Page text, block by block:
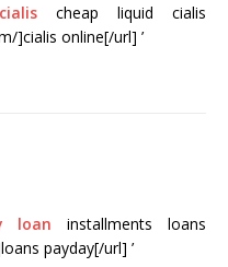
cheap liquid cialis
]cialis online[/url] ’
loan installments loans
payday[/url] ’